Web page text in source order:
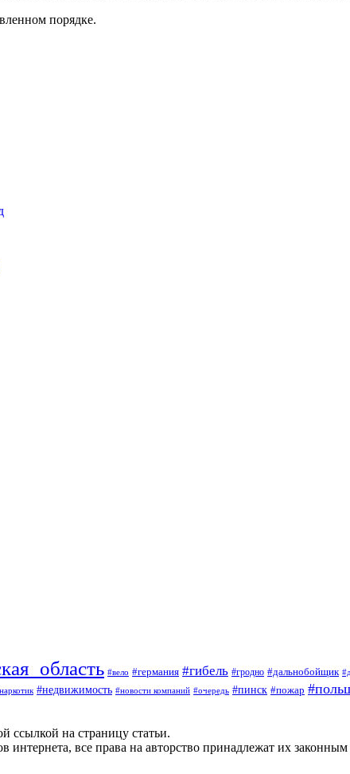
порядке.
#вело #германия #гибель #гродно #дальнобойщик
#недвижимость #новости компаний #очередь #пинск #пожар
ссылкой на страницу статьи.
все права на авторство принадлежат их законным